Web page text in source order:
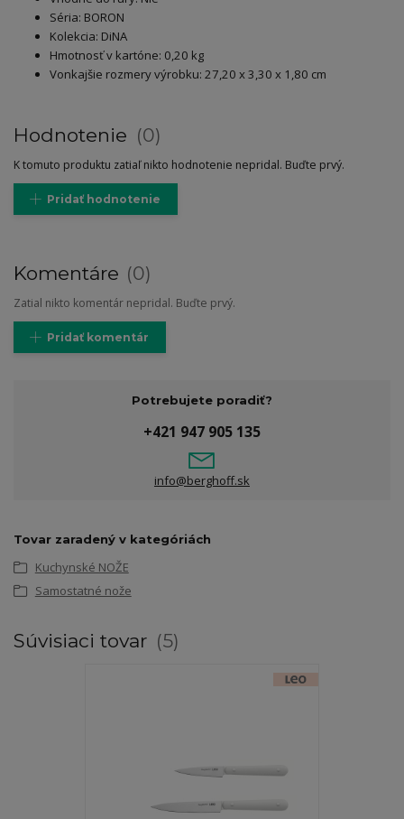
Séria: BORON
Kolekcia: DiNA
Hmotnosť v kartóne: 0,20 kg
Vonkajšie rozmery výrobku: 27,20 x 3,30 x 1,80 cm
Hodnotenie 0
K tomuto produktu zatiaľ nikto hodnotenie nepridal. Buďte prvý.
Pridať hodnotenie
Komentáre 0
Zatial nikto komentár nepridal. Buďte prvý.
Pridať komentár
Potrebujete poradiť?
+421 947 905 135
info@berghoff.sk
Tovar zaradený v kategóriách
Kuchynské NOŽE
Samostatné nože
Súvisiaci tovar 5